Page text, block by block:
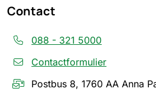
Contact
088 - 321 5000
Contactformulier
Postbus 8, 1760 AA Anna